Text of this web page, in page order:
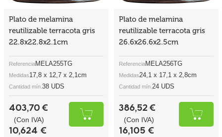
Plato de melamina
reutilizable terracota gris
22.8x22.8x2.1cm
ReferenciaMELA255TG
Medidas17,8 x 12,7 x 2,1cm
Cantidad mín. 38 UDS
403,70 €
(Con IVA)
10,624 €
Plato de melamina
reutilizable terracota gris
26.6x26.6x2.5cm
ReferenciaMELA256TG
Medidas24,1 x 17,1 x 2,8cm
Cantidad mín. 24 UDS
386,52 €
(Con IVA)
16,105 €